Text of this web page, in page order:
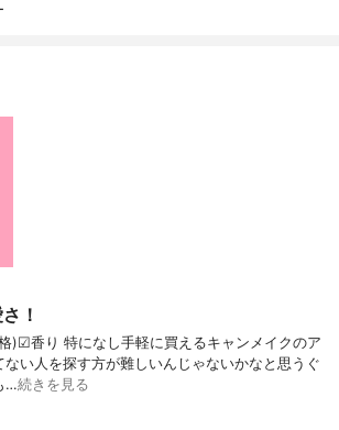
！
)☑︎香り 特になし手軽に買えるキャンメイクのア
ない人を探す方が難しいんじゃないかなと思うぐ
…続きを見る